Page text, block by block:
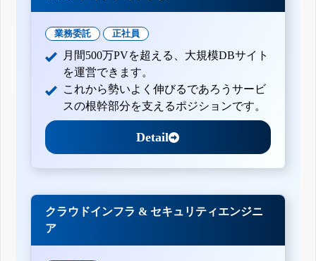
業務委託 正社員
月間500万PVを超える、大規模DBサイト
を運営できます。
これから勢いよく伸びるであろうサービ
スの根幹部分を支えるポジションです。
Detail
クラウドインフラ & セキュリティエンジニ
ア